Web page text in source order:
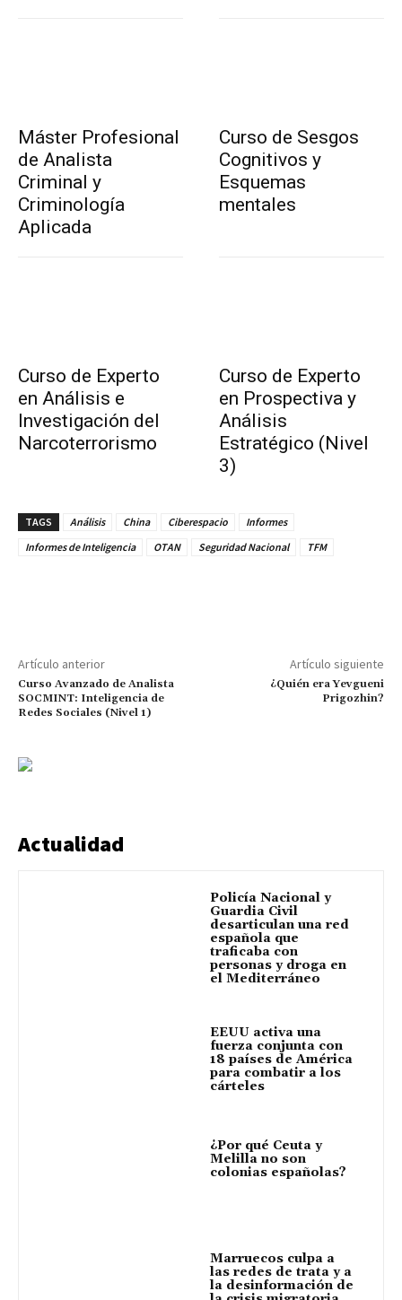
Máster Profesional
de Analista
Criminal y
Criminología
Aplicada
Curso de Sesgos
Cognitivos y
Esquemas
mentales
Curso de Experto
en Análisis e
Investigación del
Narcoterrorismo
Curso de Experto
en Prospectiva y
Análisis
Estratégico (Nivel
3)
TAGS Análisis China Ciberespacio
Informes
Informes de Inteligencia
OTAN Seguridad Nacional TFM
Artículo anterior
Curso Avanzado de Analista
SOCMINT: Inteligencia de
Redes Sociales (Nivel 1)
Artículo siguiente
¿Quién era Yevgueni
Prigozhin?
Actualidad
Policía Nacional y
Guardia Civil
desarticulan una red
española que
traficaba con
personas y droga en
el Mediterráneo
EEUU activa una
fuerza conjunta con
18 países de América
para combatir a los
cárteles
¿Por qué Ceuta y
Melilla no son
colonias españolas?
Marruecos culpa a
las redes de trata y a
la desinformación de